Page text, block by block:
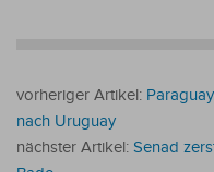
vorheriger Artikel:
nach Uruguay
nächster Artikel: Senad